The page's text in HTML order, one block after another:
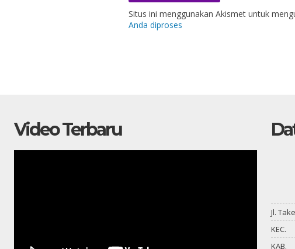
Situs ini menggunakan Akismet untuk
Anda diproses
Video Terbaru
Jl.
KEC.
KAB.